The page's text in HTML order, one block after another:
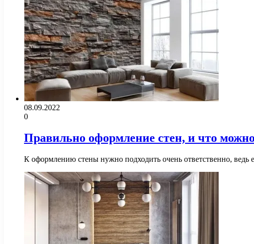
08.09.2022
0
Правильно оформление стен, и что можно
К оформлению стены нужно подходить очень ответственно, ведь